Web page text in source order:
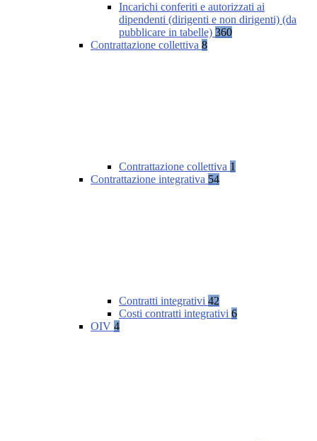
Incarichi conferiti e autorizzati ai
dipendenti (dirigenti e non dirigenti) (da
pubblicare in tabelle) 360
Contrattazione collettiva 8
Contrattazione collettiva 1
Contrattazione integrativa 54
Contratti integrativi 42
Costi contratti integrativi 6
OIV 4